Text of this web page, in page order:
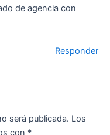
de agencia con
Responder
será publicada. Los
con *